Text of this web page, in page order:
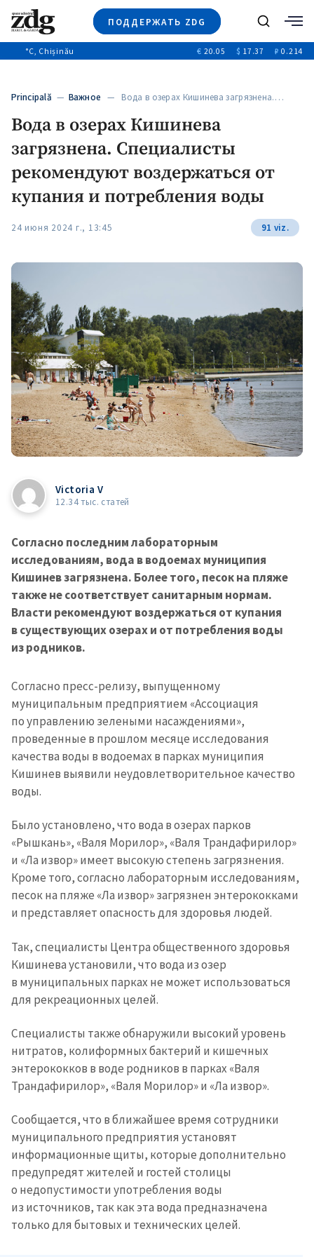
ПОДДЕРЖАТЬ ZDG
Новости
Расследования
Общество
+312
Поиск
°C, Chișinău € 20.05 $ 17.37 ₽ 0.214
Principală — Важное — Вода в озерах Кишинева загрязнена.…
Вода в озерах Кишинева
загрязнена. Специалисты
рекомендуют воздержаться от
купания и потребления воды
24 июня 2024 г., 13:45 91 viz.
Victoria V
12.34 тыс. статей
Согласно последним лабораторным
исследованиям, вода в водоемах муниципия
Кишинев загрязнена. Более того, песок на пляже
также не соответствует санитарным нормам.
Власти рекомендуют воздержаться от купания
в существующих озерах и от потребления воды
из родников.
Согласно пресс-релизу, выпущенному
муниципальным предприятием «Ассоциация
по управлению зелеными насаждениями»,
проведенные в прошлом месяце исследования
качества воды в водоемах в парках муниципия
Кишинев выявили неудовлетворительное качество
воды.
Было установлено, что вода в озерах парков
«Рышкань», «Валя Морилор», «Валя Трандафирилор»
и «Ла извор» имеет высокую степень загрязнения.
Кроме того, согласно лабораторным исследованиям,
песок на пляже «Ла извор» загрязнен энтерококками
и представляет опасность для здоровья людей.
Так, специалисты Центра общественного здоровья
Кишинева установили, что вода из озер
в муниципальных парках не может использоваться
для рекреационных целей.
Специалисты также обнаружили высокий уровень
нитратов, колиформных бактерий и кишечных
энтерококков в воде родников в парках «Валя
Трандафирилор», «Валя Морилор» и «Ла извор».
Сообщается, что в ближайшее время сотрудники
муниципального предприятия установят
информационные щиты, которые дополнительно
предупредят жителей и гостей столицы
о недопустимости употребления воды
из источников, так как эта вода предназначена
только для бытовых и технических целей.